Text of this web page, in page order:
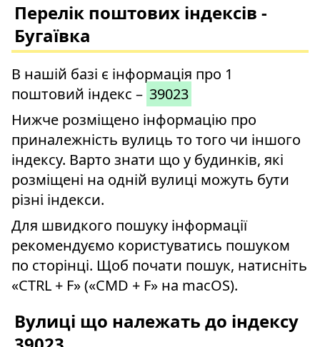
Перелік поштових індексів -
Бугаївка
В нашій базі є інформація про 1
поштовий індекс – 39023
Нижче розміщено інформацію про
приналежність вулиць то того чи іншого
індексу. Варто знати що у будинків, які
розміщені на одній вулиці можуть бути
різні індекси.
Для швидкого пошуку інформації
рекомендуємо користуватись пошуком
по сторінці. Щоб почати пошук, натисніть
«CTRL + F» («CMD + F» на macOS).
Вулиці що належать до індексу